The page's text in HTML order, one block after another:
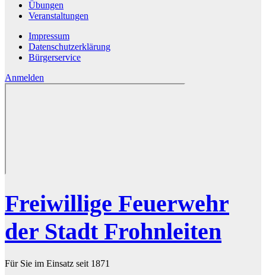
Übungen
Veranstaltungen
Impressum
Datenschutzerklärung
Bürgerservice
Anmelden
Freiwillige Feuerwehr
der Stadt Frohnleiten
Für Sie im Einsatz seit 1871